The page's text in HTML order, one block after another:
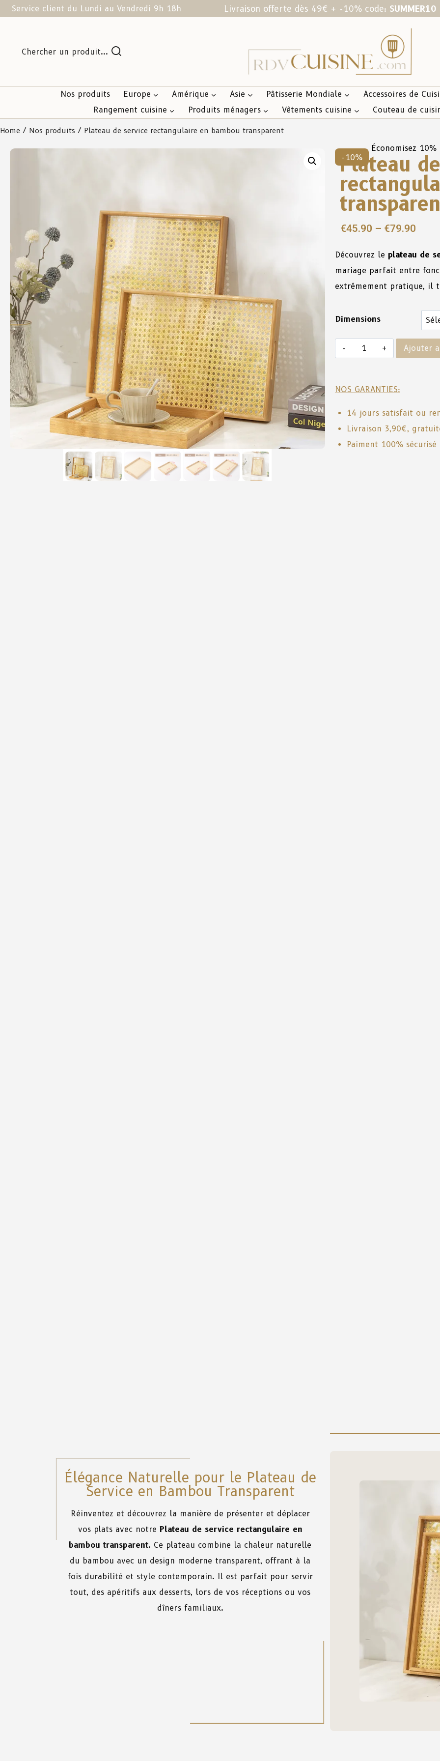
Service client du Lundi au Vendredi 9h 18h Livraison offerte dès 49€ + -10% code: SUMMER10
Chercher un produit...
Nos produits Europe Amérique Asie Pâtisserie Mondiale
Accessoires de
Rangement cuisine
Produits ménagers Vêtements cuisine Couteau de
Home / Nos produits / Plateau de service rectangulaire en bambou transparent
-10%
Économisez 10%
Plateau
€45.90 – €79.90
Découvrez le plateau de
mariage parfait entre
extrêmement pratique, il
Dimensions
Ajouter
NOS GARANTIES:
14 jours satisfait ou
Livraison 3,90€,
Paiment 100% sécurisé
Élégance Naturelle pour le Plateau de
Service en Bambou Transparent
Réinventez et découvrez la manière de présenter et déplacer
vos plats avec notre Plateau de service rectangulaire en
bambou transparent. Ce plateau combine la chaleur naturelle
du bambou avec un design moderne transparent, offrant à la
fois durabilité et style contemporain. Il est parfait pour servir
tout, des apéritifs aux desserts, lors de vos réceptions ou vos
dîners familiaux.